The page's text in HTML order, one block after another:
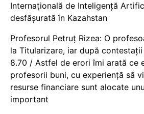
Internațională de Inteligență
desfășurată în Kazahstan
Profesorul Petruț Rizea: O
la Titularizare, iar după
8.70 / Astfel de erori îmi arată ce
profesorii buni, cu experiență să
resurse financiare sunt alocate
important